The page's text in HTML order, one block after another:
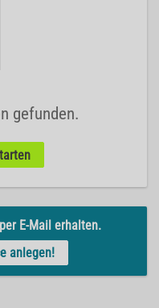
gefunden.
E-Mail erhalten.
anlegen!